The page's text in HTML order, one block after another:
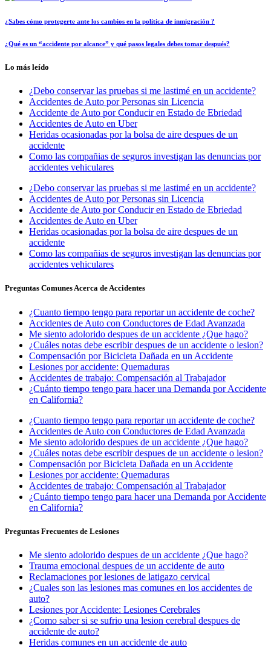
¿Sabes cómo protegerte ante los cambios en la política de inmigración ?
¿Qué es un “accidente por alcance” y qué pasos legales debes tomar después?
Lo más leído
¿Debo conservar las pruebas si me lastimé en un accidente?
Accidentes de Auto por Personas sin Licencia
Accidente de Auto por Conducir en Estado de Ebriedad
Accidentes de Auto en Uber
Heridas ocasionadas por la bolsa de aire despues de un
accidente
Como las compañias de seguros investigan las denuncias por
accidentes vehiculares
¿Debo conservar las pruebas si me lastimé en un accidente?
Accidentes de Auto por Personas sin Licencia
Accidente de Auto por Conducir en Estado de Ebriedad
Accidentes de Auto en Uber
Heridas ocasionadas por la bolsa de aire despues de un
accidente
Como las compañias de seguros investigan las denuncias por
accidentes vehiculares
Preguntas Comunes Acerca de Accidentes
¿Cuanto tiempo tengo para reportar un accidente de coche?
Accidentes de Auto con Conductores de Edad Avanzada
Me siento adolorido despues de un accidente ¿Que hago?
¿Cuáles notas debe escribir despues de un accidente o lesion?
Compensación por Bicicleta Dañada en un Accidente
Lesiones por accidente: Quemaduras
Accidentes de trabajo: Compensación al Trabajador
¿Cuánto tiempo tengo para hacer una Demanda por Accidente
en California?
¿Cuanto tiempo tengo para reportar un accidente de coche?
Accidentes de Auto con Conductores de Edad Avanzada
Me siento adolorido despues de un accidente ¿Que hago?
¿Cuáles notas debe escribir despues de un accidente o lesion?
Compensación por Bicicleta Dañada en un Accidente
Lesiones por accidente: Quemaduras
Accidentes de trabajo: Compensación al Trabajador
¿Cuánto tiempo tengo para hacer una Demanda por Accidente
en California?
Preguntas Frecuentes de Lesiones
Me siento adolorido despues de un accidente ¿Que hago?
Trauma emocional despues de un accidente de auto
Reclamaciones por lesiones de latigazo cervical
¿Cuales son las lesiones mas comunes en los accidentes de
auto?
Lesiones por Accidente: Lesiones Cerebrales
¿Como saber si se sufrio una lesion cerebral despues de
accidente de auto?
Heridas comunes en un accidente de auto